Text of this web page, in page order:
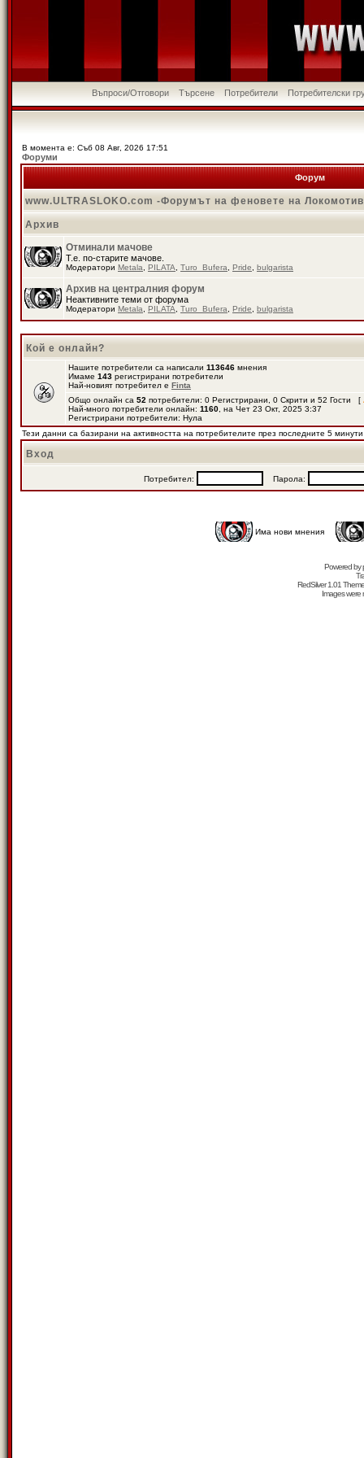
Въпроси/Отговори Търсене Потребители Потребителски
В момента е: Съб 08 Авг, 2026 17:51
Форуми
Форум
www.ULTRASLOKO.com -Форумът на феновете на
Архив
Отминали мачове
Т.е. по-старите мачове.
Модератори Metala PILATA Turo_Bufera Pride bulgarista
Архив на централния форум
Неактивните теми от форума
Модератори Metala PILATA Turo_Bufera Pride bulgarista
Кой е онлайн?
Нашите потребители са написали 113646 мнения
Имаме 143 регистрирани потребители
Най-новият потребител е Finta
Общо онлайн са 52 потребители: 0 Регистрирани, 0 Скрити и 52 Гости [
Най-много потребители онлайн: 1160 , на Чет 23 Окт, 2025 3:37
Регистрирани потребители: Нула
Тези данни са базирани на активността на потребителите през последните 5 минути
Вход
Потребител: Парола:
Има нови мнения
Powered by
RedSilver 1.01
Images were